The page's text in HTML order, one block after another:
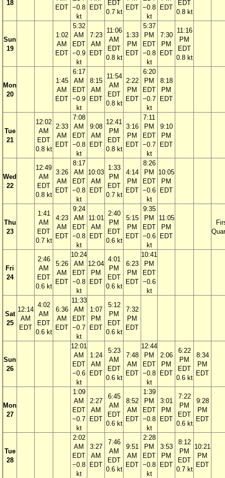
18
EDT −0.8
kt
EDT
EDT
0.7 kt
EDT −0.8
kt
EDT
EDT
0.8 kt
Sun
19
1:02
AM
EDT
5:32
AM
EDT
−0.9
kt
7:23
AM
EDT
11:06
AM
EDT
0.8 kt
1:33
PM
EDT
5:37
PM
EDT
−0.8
kt
7:30
PM
EDT
11:16
PM
EDT
0.8 kt
Mon
20
1:45
AM
EDT
6:17
AM
EDT
−0.9
kt
8:15
AM
EDT
11:54
AM
EDT
0.8 kt
2:22
PM
EDT
6:20
PM
EDT
−0.7
kt
8:18
PM
EDT
Tue
21
12:02
AM
EDT
0.8 kt
2:33
AM
EDT
7:08
AM
EDT
−0.8
kt
9:08
AM
EDT
12:41
PM
EDT
0.8 kt
3:16
PM
EDT
7:11
PM
EDT
−0.7
kt
9:10
PM
EDT
Wed
22
12:49
AM
EDT
0.8 kt
3:26
AM
EDT
8:17
AM
EDT
−0.8
kt
10:03
AM
EDT
1:33
PM
EDT
0.7 kt
4:14
PM
EDT
8:26
PM
EDT
−0.6
kt
10:05
PM
EDT
Thu
23
1:41
AM
EDT
0.7 kt
4:23
AM
EDT
9:24
AM
EDT
−0.8
kt
11:01
AM
EDT
2:40
PM
EDT
0.6 kt
5:15
PM
EDT
9:35
PM
EDT
−0.6
kt
11:05
PM
EDT
Fri
24
2:46
AM
EDT
0.6 kt
5:26
AM
EDT
10:24
AM
EDT
−0.8
kt
12:04
PM
EDT
4:01
PM
EDT
0.6 kt
6:23
PM
EDT
10:41
PM
EDT
−0.6
kt
Sat
25
12:14
AM
EDT
4:02
AM
EDT
0.6 kt
6:36
AM
EDT
11:33
AM
EDT
−0.7
kt
1:07
PM
EDT
5:12
PM
EDT
0.6 kt
7:32
PM
EDT
Sun
26
12:01
AM
EDT
−0.6
kt
1:24
AM
EDT
5:23
AM
EDT
0.6 kt
7:48
AM
EDT
12:44
PM
EDT
−0.8
kt
2:06
PM
EDT
6:22
PM
EDT
0.6 kt
8:34
PM
EDT
Mon
27
1:09
AM
EDT
−0.7
kt
2:27
AM
EDT
6:45
AM
EDT
0.6 kt
8:52
AM
EDT
1:39
PM
EDT
−0.8
kt
3:01
PM
EDT
7:22
PM
EDT
0.6 kt
9:28
PM
EDT
Tue
28
2:02
AM
EDT
−0.8
kt
3:27
AM
EDT
7:46
AM
EDT
0.6 kt
9:51
AM
EDT
2:28
PM
EDT
−0.8
kt
3:53
PM
EDT
8:12
PM
EDT
0.7 kt
10:21
PM
EDT